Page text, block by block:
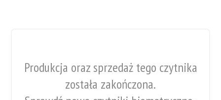
Produkcja oraz sprzedaż tego czytnika
została zakończona.